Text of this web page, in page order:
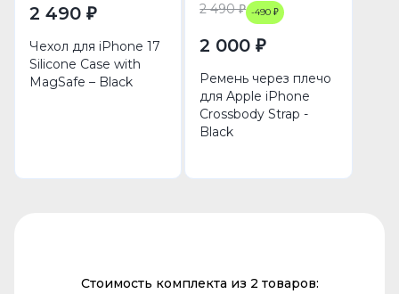
2 490 ₽
Чехол для iPhone 17
Silicone Case with
MagSafe – Black
2 490 ₽ -490 ₽
2 000 ₽
Ремень через плечо
для Apple iPhone
Crossbody Strap -
Black
Стоимость комплекта из 2 товаров: